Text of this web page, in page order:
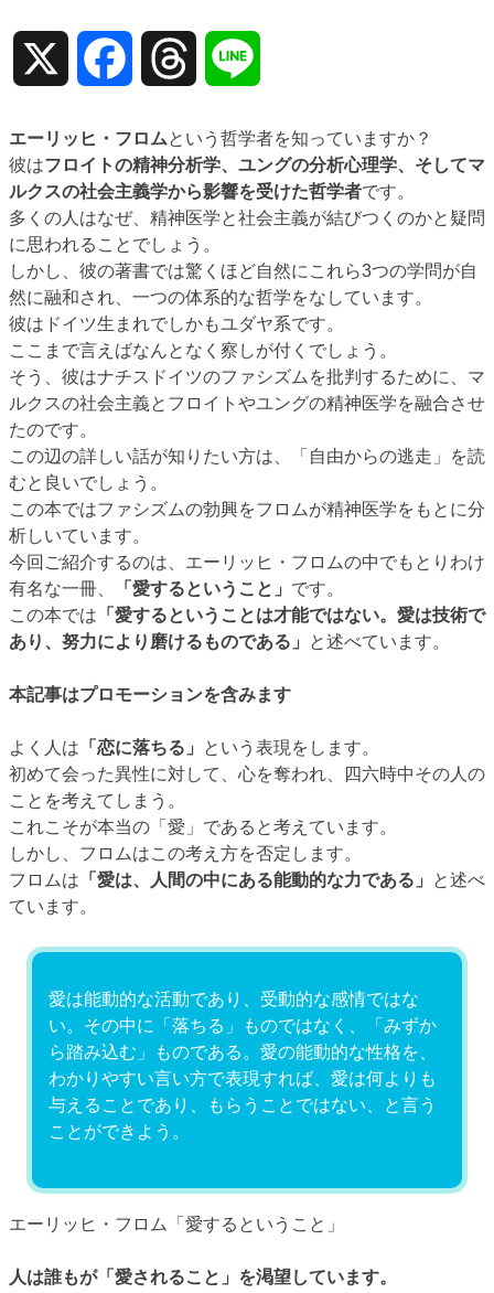
Facebook Threads
エーリッヒ・フロムという哲学者を知っていますか？
彼はフロイトの精神分析学、ユングの分析心理学、そしてマ
ルクスの社会主義学から影響を受けた哲学者です。
多くの人はなぜ、精神医学と社会主義が結びつくのかと疑問
に思われることでしょう。
しかし、彼の著書では驚くほど自然にこれら3つの学問が自
然に融和され、一つの体系的な哲学をなしています。
彼はドイツ生まれでしかもユダヤ系です。
ここまで言えばなんとなく察しが付くでしょう。
そう、彼はナチスドイツのファシズムを批判するために、マ
ルクスの社会主義とフロイトやユングの精神医学を融合させ
たのです。
この辺の詳しい話が知りたい方は、「自由からの逃走」を読
むと良いでしょう。
この本ではファシズムの勃興をフロムが精神医学をもとに分
析しいています。
今回ご紹介するのは、エーリッヒ・フロムの中でもとりわけ
有名な一冊、
「愛するということ」 です。
この本では 「愛するということは才能ではない。愛は技術で
あり、努力により磨けるものである」
と述べています。
本記事はプロモーションを含みます
よく人は 「恋に落ちる」
という表現をします。
初めて会った異性に対して、心を奪われ、四六時中その人の
ことを考えてしまう。
これこそが本当の「愛」であると考えています。
しかし、フロムはこの考え方を否定します。
フロムは 「愛は、人間の中にある能動的な力である」
と述べ
ています。
愛は能動的な活動であり、受動的な感情ではな
い。その中に「落ちる」ものではなく、「みずか
ら踏み込む」ものである。愛の能動的な性格を、
わかりやすい言い方で表現すれば、愛は何よりも
与えることであり、もらうことではない、と言う
ことができよう。
エーリッヒ・フロム「愛するということ」
人は誰もが「愛されること」を渇望しています。